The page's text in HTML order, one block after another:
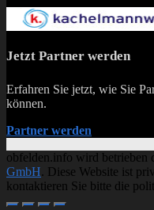
Jetzt Partner werden
Erfahren Sie jetzt, wie Sie
können.
Partner werden
obfelden.info wird betrieben
GmbH. Diese Website ist
kontaktieren Sie bitte die